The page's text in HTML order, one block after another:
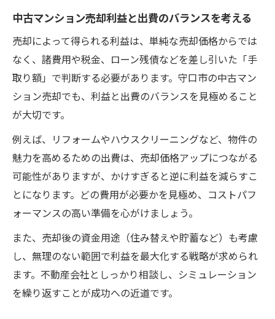
中古マンション売却利益と出費のバランスを考える
売却によって得られる利益は、単純な売却価格からでは
なく、諸費用や税金、ローン残債などを差し引いた「手
取り額」で判断する必要があります。守口市の中古マン
ション売却でも、利益と出費のバランスを見極めること
が大切です。
例えば、リフォームやハウスクリーニングなど、物件の
魅力を高めるための出費は、売却価格アップにつながる
可能性がありますが、かけすぎると逆に利益を減らすこ
とになります。どの費用が必要かを見極め、コストパフ
ォーマンスの高い準備を心がけましょう。
また、売却後の資金用途（住み替えや貯蓄など）も考慮
し、無理のない範囲で利益を最大化する戦略が求められ
ます。不動産会社としっかり相談し、シミュレーション
を繰り返すことが成功への近道です。